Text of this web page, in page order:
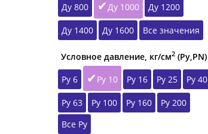
Ду 800 Ду 1000 Ду 1200
Ду 1400 Ду 1600 Все значения
Условное давление, кг/см2 (Ру,РN)
Ру 6
Ру 10 Ру 16 Ру 25 Ру 40
Ру 63 Ру 100 Ру 160
Ру 200
Все Ру